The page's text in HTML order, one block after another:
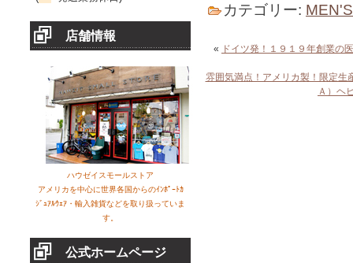
店舗情報
ハウゼイスモールストア
アメリカを中心に世界各国からのｲﾝﾎﾟｰﾄｶ
ｼﾞｭｱﾙｳｪｱ・輸入雑貨などを取り扱っていま
す。
公式ホームページ
カテゴリー:
« ドイツ発！１９１９年創業の
雰囲気満点！アメリカ製！限定
Ａ）ヘ